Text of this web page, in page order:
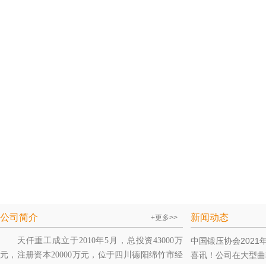
公司简介 +更多>>
天仟重工成立于2010年5月，总投资43000万
元，注册资本20000万元，位于四川德阳绵竹市经
新闻动态
中国锻压协会2021
喜讯！公司在大型